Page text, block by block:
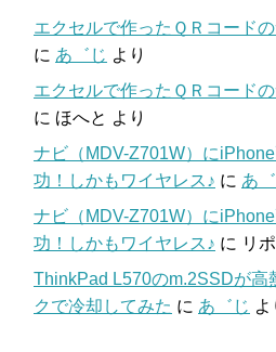
エクセルで作ったＱＲコード
に あ゛じ より
エクセルで作ったＱＲコード
に ほへと より
ナビ（MDV-Z701W）に
功！しかもワイヤレス♪ に あ
ナビ（MDV-Z701W）に
功！しかもワイヤレス♪ に リ
ThinkPad L570のm.2SSDが高
クで冷却してみた に あ゛じ よ